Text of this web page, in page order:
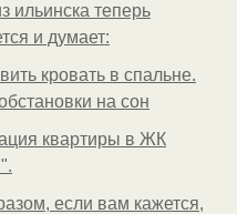
ильинска теперь
и думает:
кровать в спальне.
на сон
квартиры в ЖК
если вам кажется,